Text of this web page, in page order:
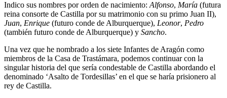
Indico sus nombres por orden de nacimiento: Alfonso, María (futura
reina consorte de Castilla por su matrimonio con su primo Juan II),
Juan, Enrique (futuro conde de Alburquerque), Leonor, Pedro
(también futuro conde de Alburquerque) y Sancho.
Una vez que he nombrado a los siete Infantes de Aragón como
miembros de la Casa de Trastámara, podemos continuar con la
singular historia del que sería condestable de Castilla abordando el
denominado ‘Asalto de Tordesillas’ en el que se haría prisionero al
rey de Castilla.